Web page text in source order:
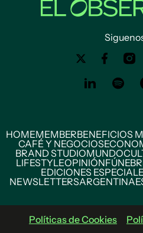
HOMEMEMBERBENEFICIOS
CAFÉ Y NEGOCIOS
BRAND STUDIOMUNDO
LIFESTYLEOPINIÓN
EDICIONES
NEWSLETTERSARGENTINA
Políticas de Cookies